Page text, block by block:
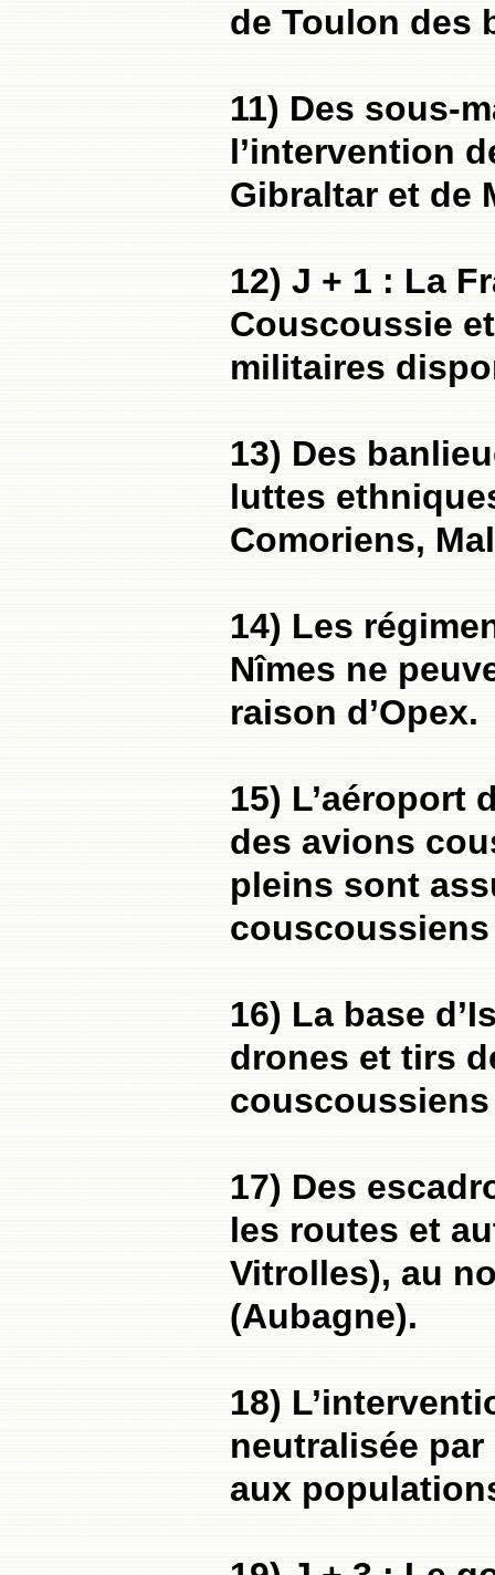
de Toulon des
11) Des sous-
l’intervention
Gibraltar et de
12) J + 1 : La
Couscoussie
militaires
13) Des
luttes
Comoriens,
14) Les
Nîmes ne
raison d’Opex.
15) L’aéroport
des avions
pleins sont
16) La base
drones et tirs
17) Des
les routes et
Vitrolles), au
(Aubagne).
18)
neutralisée
aux